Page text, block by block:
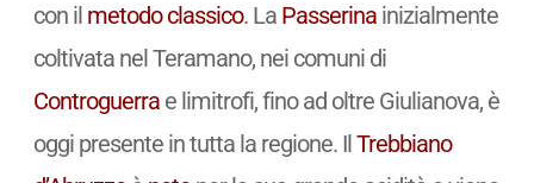
con il metodo classico. La Passerinainizialmente
coltivata nel Teramano, nei comuni di
Controguerrae limitrofi, fino ad oltre Giulianova, è
oggi presente in tutta la regione. IlTrebbiano